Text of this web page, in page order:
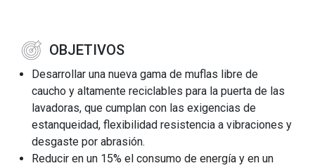
OBJETIVOS
Desarrollar una nueva gama de muflas libre de
caucho y altamente reciclables para la puerta de las
lavadoras, que cumplan con las exigencias de
estanqueidad, flexibilidad resistencia a vibraciones y
desgaste por abrasión.
Reducir en un 15% el consumo de energía y en un